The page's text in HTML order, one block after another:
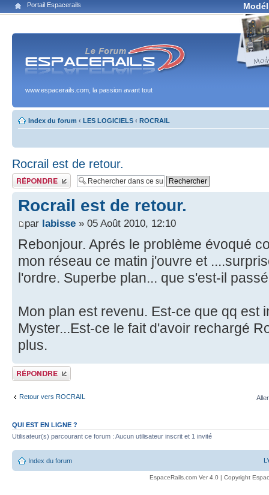
Portail Espacerails
www.espacerails.com, la passion avant tout
Index du forum ‹ LES LOGICIELS ‹ ROCRAIL
Rocrail est de retour.
Publier une réponse
Rocrail est de retour.
par labisse » 05 Août 2010, 12:10
Rebonjour. Aprés le problème évoqué
mon réseau ce matin j'ouvre et
l'ordre. Superbe plan... que s'est-il
Mon plan est revenu. Est-ce que qq est
Myster...Est-ce le fait d'avoir rechargé
plus.
Publier une réponse
Retour vers ROCRAIL
QUI EST EN LIGNE ?
Utilisateur(s) parcourant ce forum : Aucun utilisateur inscrit et 1 invité
Index du forum
EspaceRails.com Ver 4.0 | Copyright